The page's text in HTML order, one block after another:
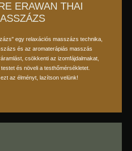
ERAWAN THAI
egy relaxációs masszázs technika,
és az aromaterápiás masszás
csökkenti az izomfájdalmakat,
és növeli a testhőmérsékletet.
az élményt, lazítson velünk!
időpontot